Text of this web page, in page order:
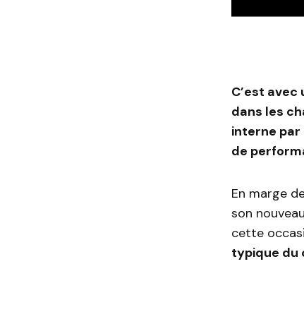
C’est
dans les
interne par
de
En marge
son
cette
typique du